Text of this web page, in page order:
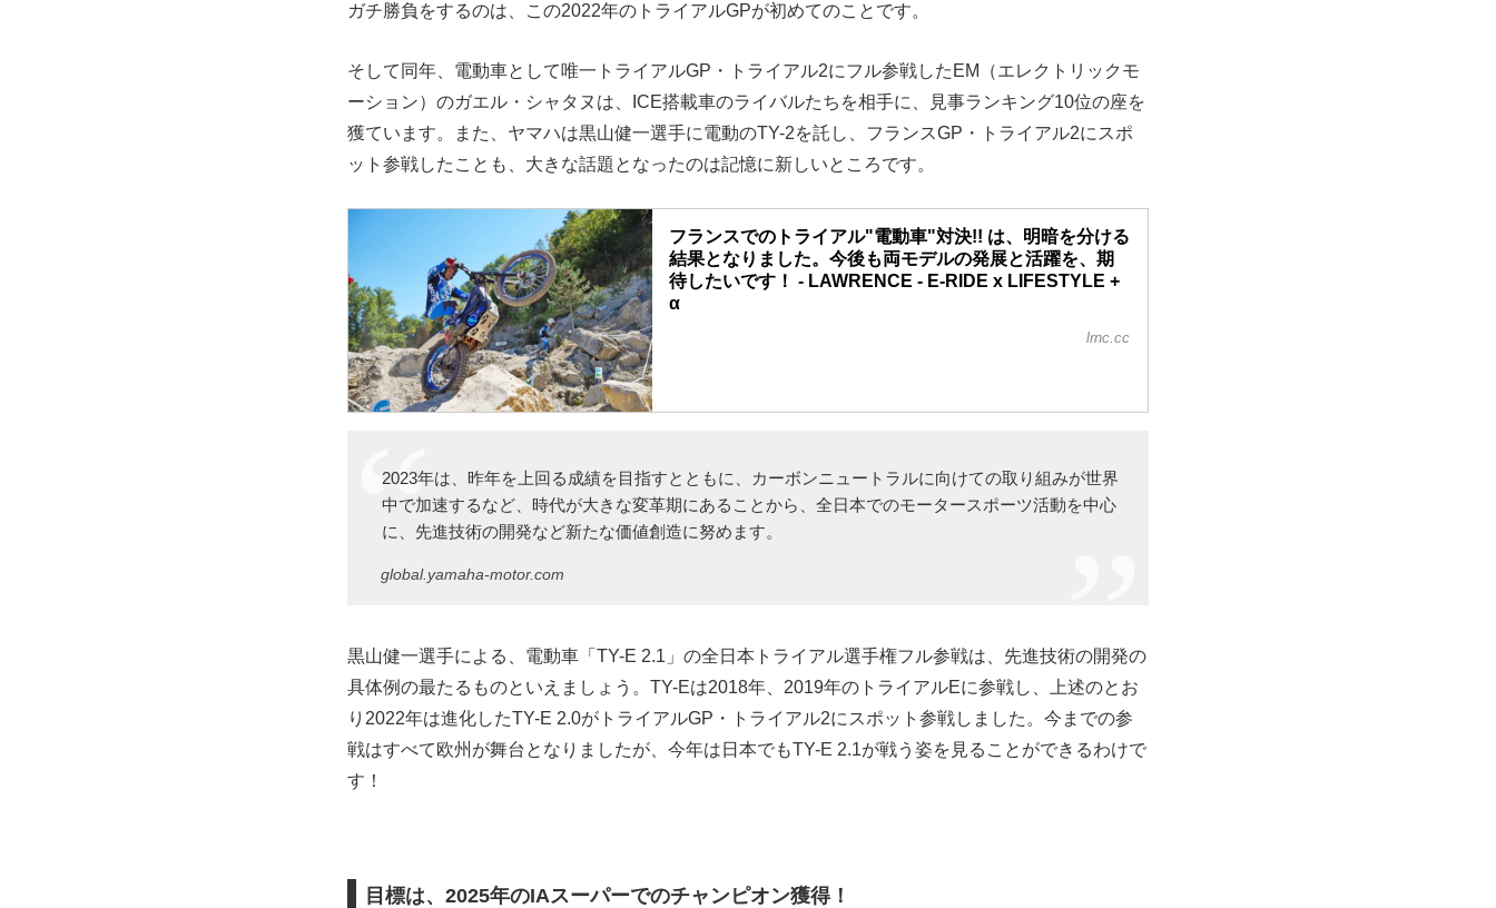
ガチ勝負をするのは、この2022年のトライアルGPが初めてのことです。
そして同年、電動車として唯一トライアルGP・トライアル2にフル参戦したEM（エレクトリックモ
ーション）のガエル・シャタヌは、ICE搭載車のライバルたちを相手に、見事ランキング10位の座を
獲ています。また、ヤマハは黒山健一選手に電動のTY-2を託し、フランスGP・トライアル2にスポ
ット参戦したことも、大きな話題となったのは記憶に新しいところです。
フランスでのトライアル"電動車"対決!! は、明暗を分ける
結果となりました。今後も両モデルの発展と活躍を、期
待したいです！ - LAWRENCE - E-RIDE x LIFESTYLE +
α
lrnc.cc
2023年は、昨年を上回る成績を目指すとともに、カーボンニュートラルに向けての取り組みが世界
中で加速するなど、時代が大きな変革期にあることから、全日本でのモータースポーツ活動を中心
に、先進技術の開発など新たな価値創造に努めます。
global.yamaha-motor.com
黒山健一選手による、電動車「TY-E 2.1」の全日本トライアル選手権フル参戦は、先進技術の開発の
具体例の最たるものといえましょう。TY-Eは2018年、2019年のトライアルEに参戦し、上述のとお
り2022年は進化したTY-E 2.0がトライアルGP・トライアル2にスポット参戦しました。今までの参
戦はすべて欧州が舞台となりましたが、今年は日本でもTY-E 2.1が戦う姿を見ることができるわけで
す！
目標は、2025年のIAスーパーでのチャンピオン獲得！